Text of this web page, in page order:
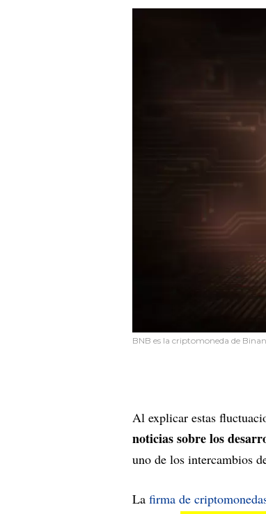
BNB es la criptomoneda de
Al explicar estas
noticias sobre los
uno de los intercambios
La firma de